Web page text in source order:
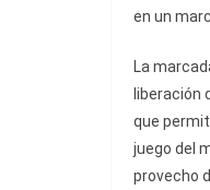
en un
La
liberación
que
juego del
provecho